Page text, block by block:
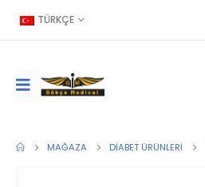
TÜRKÇE
MAĞAZA DIABET ÜRÜNLERI